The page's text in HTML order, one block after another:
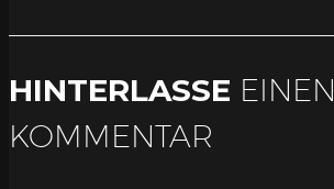
HINTERLASSE EINEN
KOMMENTAR